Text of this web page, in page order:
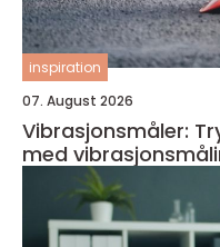
inspiration
07. August 2026
Vibrasjonsmåler:
med